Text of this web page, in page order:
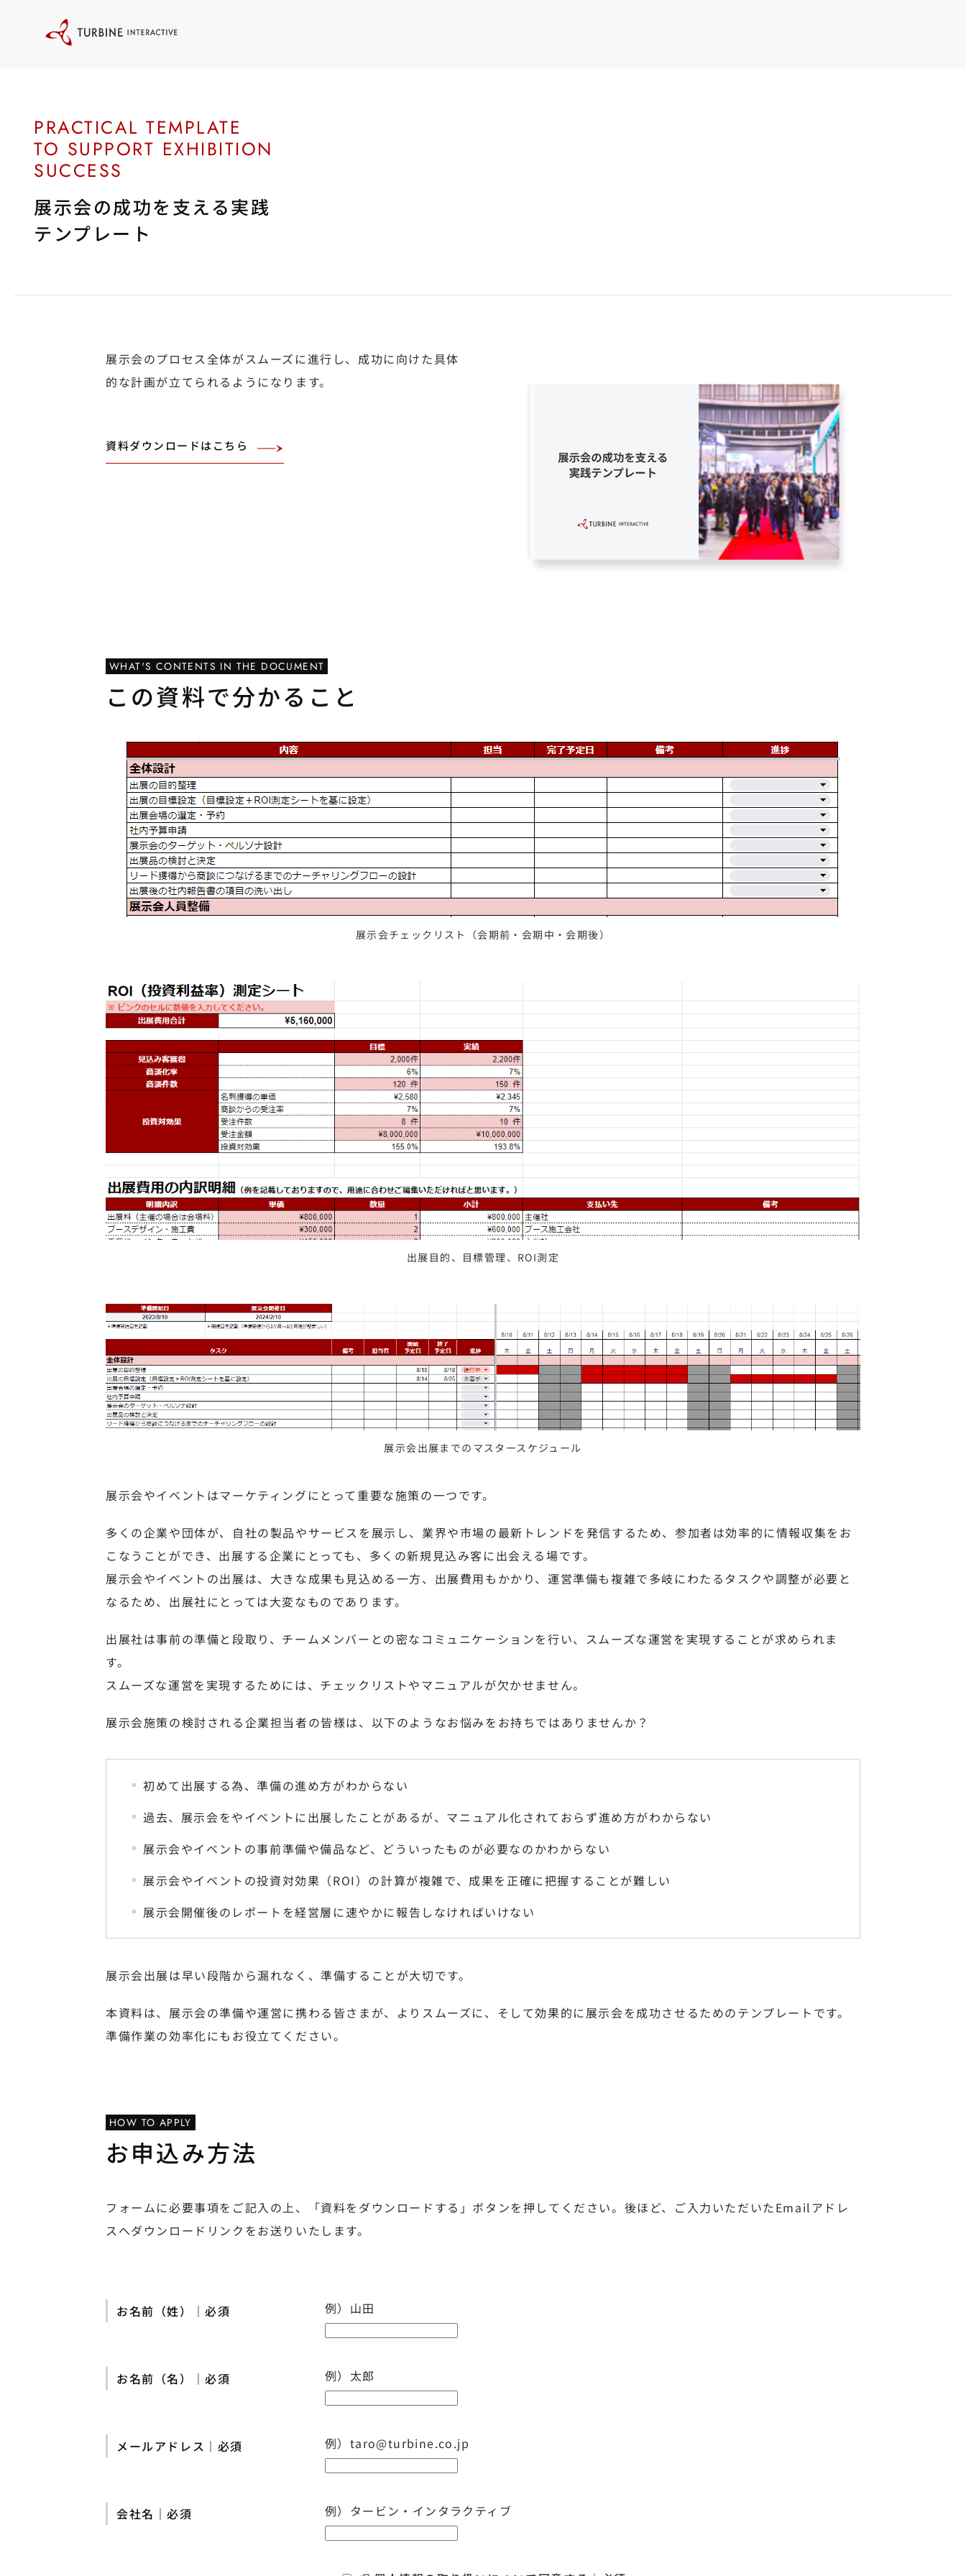
展示会の成功を支える実践
テンプレート
展示会のプロセス全体がスムーズに進行し、成功に向けた具体
的な計画が立てられるようになります。
資料ダウンロードはこちら
WHAT'S CONTENTS IN THE DOCUMENT
この資料で分かること
展示会チェックリスト（会期前・会期中・会期後）
出展目的、目標管理、ROI測定
展示会出展までのマスタースケジュール
展示会やイベントはマーケティングにとって重要な施策の一つです。
多くの企業や団体が、自社の製品やサービスを展示し、業界や市場の最新トレンドを発信するため、参加者は効率的に情報収集をお
こなうことができ、出展する企業にとっても、多くの新規見込み客に出会える場です。
展示会やイベントの出展は、大きな成果も見込める一方、出展費用もかかり、運営準備も複雑で多岐にわたるタスクや調整が必要と
なるため、出展社にとっては大変なものであります。
出展社は事前の準備と段取り、チームメンバーとの密なコミュニケーションを行い、スムーズな運営を実現することが求められま
す。
スムーズな運営を実現するためには、チェックリストやマニュアルが欠かせません。
展示会施策の検討される企業担当者の皆様は、以下のようなお悩みをお持ちではありませんか？
初めて出展する為、準備の進め方がわからない
過去、展示会をやイベントに出展したことがあるが、マニュアル化されておらず進め方がわからない
展示会やイベントの事前準備や備品など、どういったものが必要なのかわからない
展示会やイベントの投資対効果（ROI）の計算が複雑で、成果を正確に把握することが難しい
展示会開催後のレポートを経営層に速やかに報告しなければいけない
展示会出展は早い段階から漏れなく、準備することが大切です。
本資料は、展示会の準備や運営に携わる皆さまが、よりスムーズに、そして効果的に展示会を成功させるためのテンプレートです。
準備作業の効率化にもお役立てください。
HOW TO APPLY
お申込み方法
フォームに必要事項をご記入の上、「資料をダウンロードする」ボタンを押してください。後ほど、ご入力いただいたEmailアドレ
スへダウンロードリンクをお送りいたします。
お名前（姓）｜必須 例）山田
お名前（名）｜必須 例）太郎
メールアドレス｜必須 例）taro@turbine.co.jp
会社名｜必須 例）タービン・インタラクティブ